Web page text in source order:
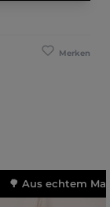
Merken
🌳 Aus echtem